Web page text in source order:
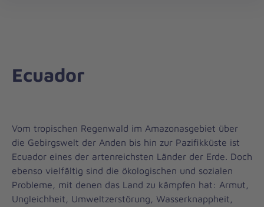
zum
Ecuador
Vom tropischen Regenwald im Amazonasgebiet über
die Gebirgswelt der Anden bis hin zur Pazifikküste ist
Ecuador eines der artenreichsten Länder der Erde. Doch
ebenso vielfältig sind die ökologischen und sozialen
Probleme, mit denen das Land zu kämpfen hat: Armut,
Ungleichheit, Umweltzerstörung, Wasserknappheit,